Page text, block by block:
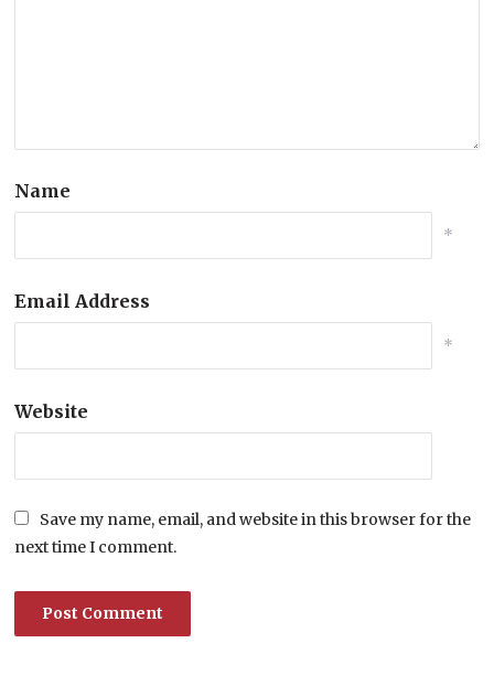
Name
*
Email Address
*
Website
Save my name, email, and website in this browser for the
next time I comment.